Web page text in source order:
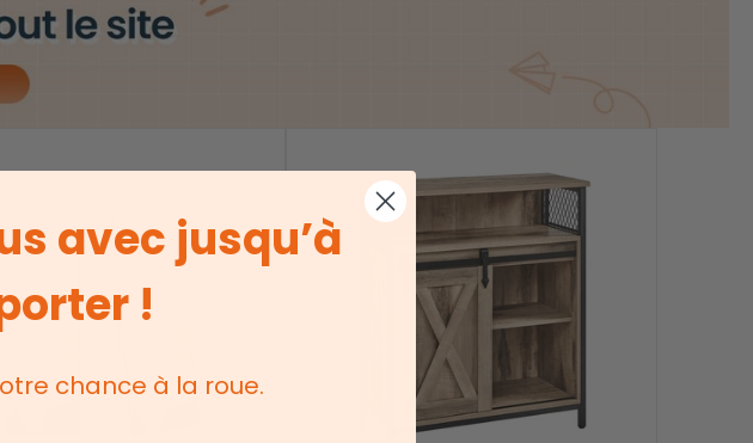
avec jusqu’à
!
chance à la roue.